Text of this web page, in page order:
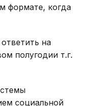
формате, когда
на
полугодии т.г.
социальной